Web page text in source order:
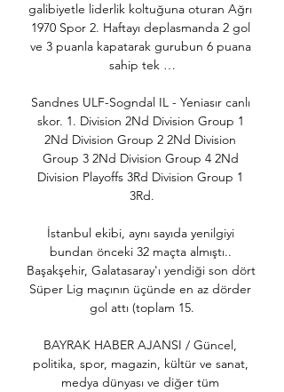
galibiyetle liderlik koltuğuna oturan Ağrı
1970 Spor 2. Haftayı deplasmanda 2 gol
ve 3 puanla kapatarak gurubun 6 puana
sahip tek …
Sandnes ULF-Sogndal IL - Yeniasır canlı
skor. 1. Division 2Nd Division Group 1
2Nd Division Group 2 2Nd Division
Group 3 2Nd Division Group 4 2Nd
Division Playoffs 3Rd Division Group 1
3Rd.
İstanbul ekibi, aynı sayıda yenilgiyi
bundan önceki 32 maçta almıştı..
Başakşehir, Galatasaray'ı yendiği son dört
Süper Lig maçının üçünde en az dörder
gol attı (toplam 15.
BAYRAK HABER AJANSI / Güncel,
politika, spor, magazin, kültür ve sanat,
medya dünyası ve diğer tüm